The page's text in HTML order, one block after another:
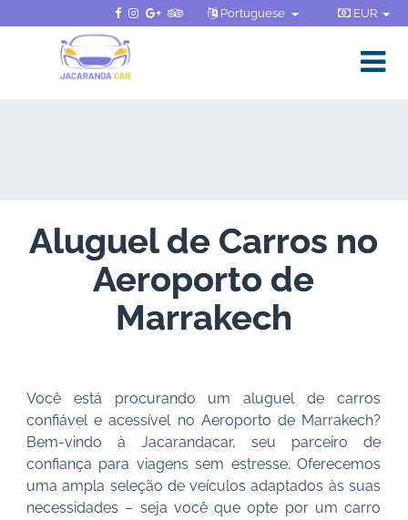
Portuguese EUR
Aluguel de Carros no
Aeroporto de
Marrakech
Você está procurando um aluguel de carros
confiável e acessível no Aeroporto de Marrakech?
Bem-vindo à Jacarandacar, seu parceiro de
confiança para viagens sem estresse. Oferecemos
uma ampla seleção de veículos adaptados às suas
necessidades – seja você que opte por um carro